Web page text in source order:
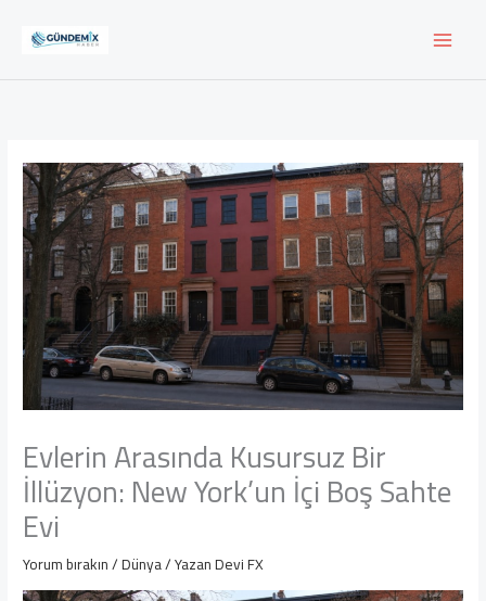
Evlerin Arasında Kusursuz Bir
İllüzyon: New York’un İçi Boş Sahte
Evi
Yorum bırakın/Dünya/ YazanDevi FX